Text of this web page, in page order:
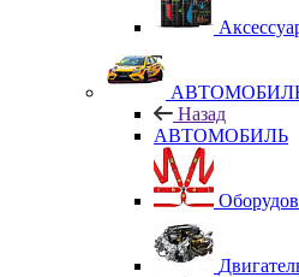
Назад
АВТОМОБИЛЬ